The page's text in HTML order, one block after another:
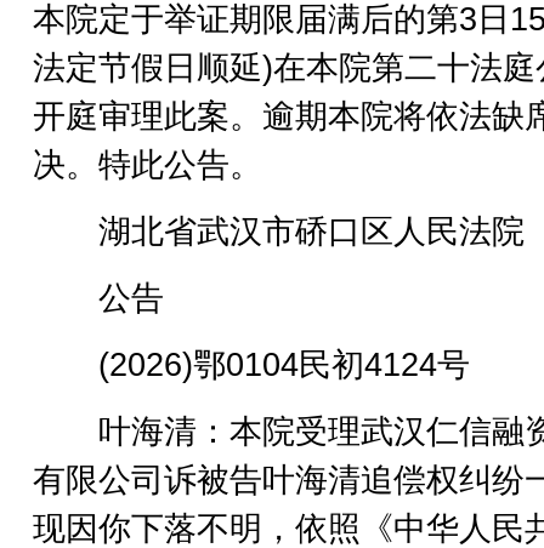
本院定于举证期限届满后的第3日
法定节假日顺延)在本院第二十法庭
开庭审理此案。逾期本院将依法缺
决。特此公告。
湖北省武汉市硚口区人民法院
公告
(2026)鄂0104民初4124号
叶海清：本院受理武汉仁信融
有限公司诉被告叶海清追偿权纠纷
现因你下落不明，依照《中华人民